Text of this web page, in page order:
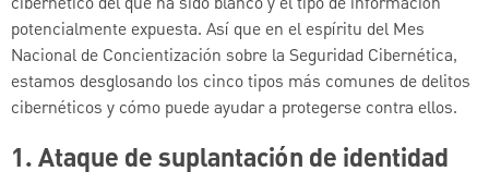
potencialmente expuesta. Así que en el espíritu del Mes
Nacional de Concientización sobre la Seguridad Cibernética,
estamos desglosando los cinco tipos más comunes de delitos
cibernéticos y cómo puede ayudar a protegerse contra ellos.
1. Ataque de suplantación de identidad